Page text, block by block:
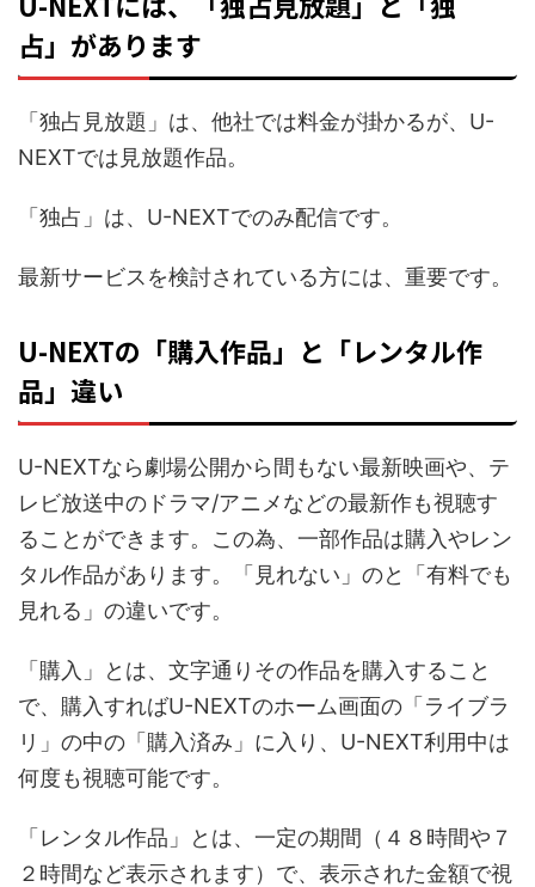
占」があります
「独占 見放題」は、他社では料金が掛かるが、U-
NEXTでは見放題作品。
「独占」は、U-NEXTでのみ配信です。
最新サービスを検討されている方には、重要です。
U-NEXTの「購入作品」と「レンタル作
品」違い
U-NEXTなら劇場公開から間もない最新映画や、テ
レビ放送中のドラマ/アニメなどの最新作も視聴す
ることができます。この為、一部作品は購入やレン
タル作品があります。「見れない」のと「有料でも
見れる」の違いです。
「購入」とは、文字通りその作品を購入すること
で、購入すればU-NEXTのホーム画面の「ライブラ
リ」の中の「購入済み」に入り、U-NEXT利用中は
何度も視聴可能です。
「レンタル作品」とは、一定の期間（４８時間や７
２時間など表示されます）で、表示された金額で視